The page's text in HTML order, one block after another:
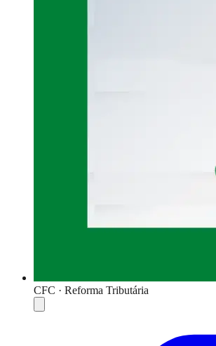
CFC · Reforma Tributária
Compartilhar